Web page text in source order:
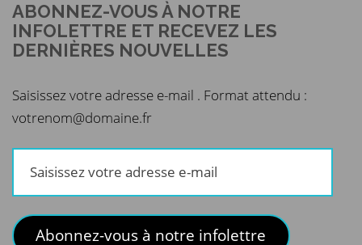
ABONNEZ-VOUS À NOTRE
INFOLETTRE ET RECEVEZ LES
DERNIÈRES NOUVELLES
Saisissez votre adresse e-mail . Format attendu :
votrenom@domaine.fr
votre
adresse
e-
Abonnez-vous à notre infolettre